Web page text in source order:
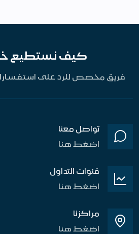
كيف نستطيع
فريق مخصص للرد على
تواصل معنا
اضغط هنا
قنوات التداول
اضغط هنا
مراكزنا
اضغط هنا